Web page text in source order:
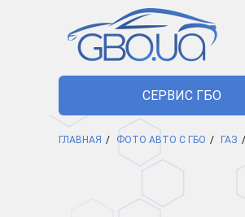
СЕРВИС ГБО
ГЛАВНАЯ ФОТО АВТО С ГБО ГАЗ